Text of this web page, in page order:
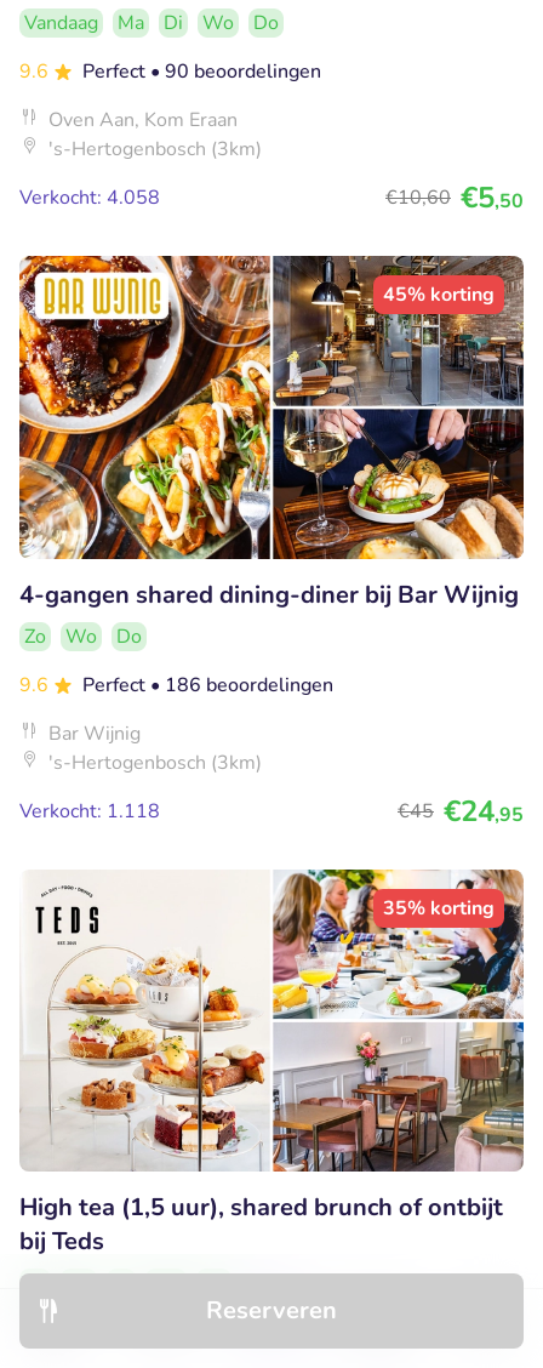
Reserveren
Vandaag Ma Di Wo
Do
9.6
Perfect • 90 beoordelingen
Oven Aan, Kom Eraan
's-Hertogenbosch (3km)
Verkocht: 4.058
€10,60 €5,50
45% korting
4-gangen shared dining-diner bij Bar Wijnig
Zo Wo
Do
9.6
Perfect • 186 beoordelingen
Bar Wijnig
's-Hertogenbosch (3km)
Verkocht: 1.118
€45 €24,95
35% korting
High tea (1,5 uur), shared brunch of ontbijt
bij Teds
Zo
9.5